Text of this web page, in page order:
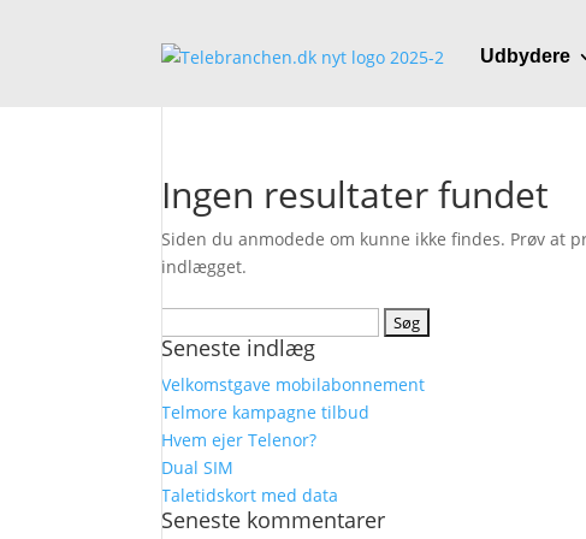
Udbydere
Ingen resultater fundet
Siden du anmodede om kunne ikke findes. Prøv
indlægget.
efter:
Seneste indlæg
Velkomstgave mobilabonnement
Telmore kampagne tilbud
Hvem ejer Telenor?
Dual SIM
Taletidskort med data
Seneste kommentarer